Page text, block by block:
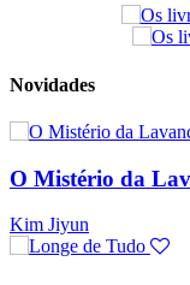
Novidades
O Mistério da
Kim Jiyun